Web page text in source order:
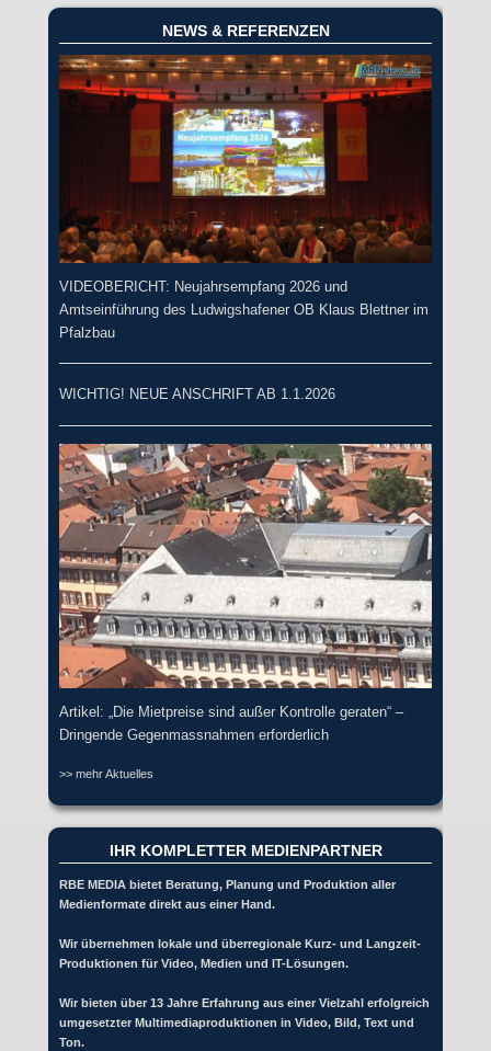
NEWS & REFERENZEN
VIDEOBERICHT: Neujahrsempfang 2026 und
Amtseinführung des Ludwigshafener OB Klaus Blettner im
Pfalzbau
WICHTIG! NEUE ANSCHRIFT AB 1.1.2026
Artikel: „Die Mietpreise sind außer Kontrolle geraten“ –
Dringende Gegenmassnahmen erforderlich
>> mehr Aktuelles
IHR KOMPLETTER MEDIENPARTNER
RBE MEDIA bietet Beratung, Planung und Produktion aller
Medienformate direkt aus einer Hand.
Wir übernehmen lokale und überregionale Kurz- und Langzeit-
Produktionen für Video, Medien und IT-Lösungen.
Wir bieten über 13 Jahre Erfahrung aus einer Vielzahl erfolgreich
umgesetzter Multimediaproduktionen in Video, Bild, Text und
Ton.